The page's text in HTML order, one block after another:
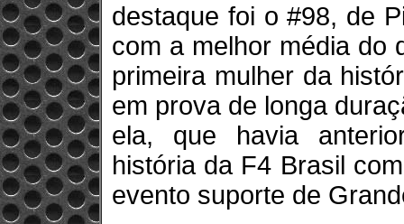
destaque foi o #98, de
com a melhor média do
primeira mulher da
em prova de longa
ela, que havia
história da F4 Brasil
evento suporte de